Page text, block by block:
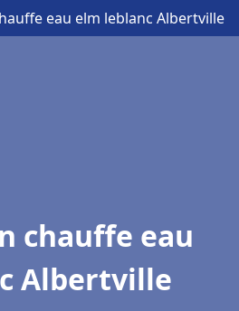
eau elm leblanc Albertville
chauffe eau
Albertville